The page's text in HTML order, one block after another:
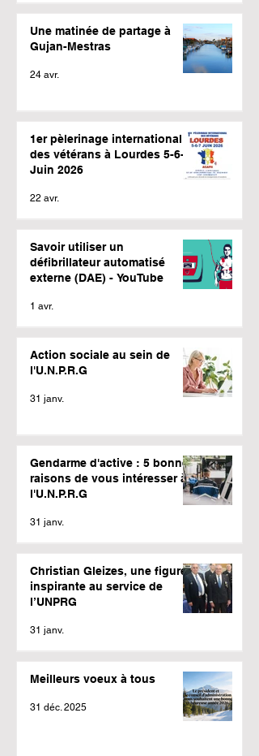
Une matinée de partage à
Gujan-Mestras
24 avr.
1er pèlerinage international
des vétérans à Lourdes 5-6-7
Juin 2026
22 avr.
Savoir utiliser un
défibrillateur automatisé
externe (DAE) - YouTube
1 avr.
Action sociale au sein de
l'U.N.P.R.G
31 janv.
Gendarme d'active : 5 bonnes
raisons de vous intéresser à
l'U.N.P.R.G
31 janv.
Christian Gleizes, une figure
inspirante au service de
l’UNPRG
31 janv.
Meilleurs voeux à tous
31 déc. 2025